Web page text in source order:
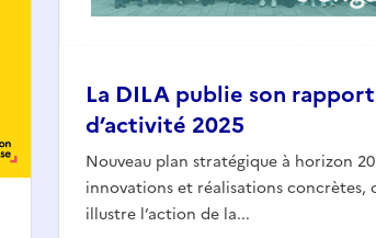
La DILA publie son rapport
d’activité 2025
Nouveau plan stratégique à horizon
innovations et réalisations concrètes,
illustre l’action de la...